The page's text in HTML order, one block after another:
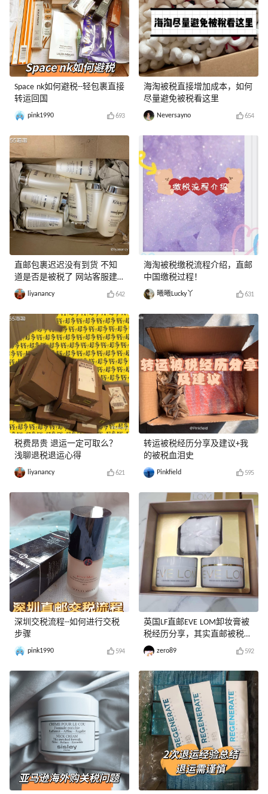
Space nk如何避税--轻包裹直接
转运回国
pink1990 693
直邮包裹迟迟没有到货 不知
道是否是被税了 网站客服建
议这么做
liyanancy 642
税费昂贵 退运一定可取么？
浅聊退税退运心得
liyanancy 621
深圳交税流程--如何进行交税
步骤
pink1990 594
海淘被税直接增加成本，如何
尽量避免被税看这里
Neversayno 654
海淘被税缴税流程介绍，直邮
中国缴税过程！
曦曦Lucky丫 631
转运被税经历分享及建议+我
的被税血泪史
Pinkfield 595
英国LF直邮EVE LOM卸妆膏被
税经历分享，其实直邮被税比
转运划算
zero89 592